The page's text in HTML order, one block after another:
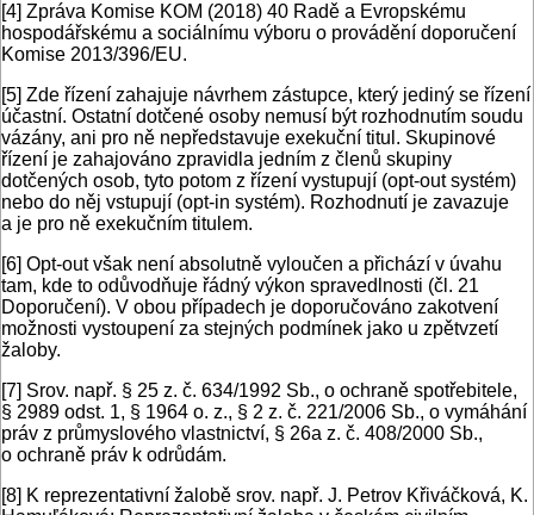
[4] Zpráva Komise KOM (2018) 40 Radě a Evropskému
hospodářskému a sociálnímu výboru o provádění doporučení
Komise 2013/396/EU.
[5] Zde řízení zahajuje návrhem zástupce, který jediný se řízení
účastní. Ostatní dotčené osoby nemusí být rozhodnutím soudu
vázány, ani pro ně nepředstavuje exekuční titul. Skupinové
řízení je zahajováno zpravidla jedním z členů skupiny
dotčených osob, tyto potom z řízení vystupují (opt-out systém)
nebo do něj vstupují (opt-in systém). Rozhodnutí je zavazuje
a je pro ně exekučním titulem.
[6] Opt-out však není absolutně vyloučen a přichází v úvahu
tam, kde to odůvodňuje řádný výkon spravedlnosti (čl. 21
Doporučení). V obou případech je doporučováno zakotvení
možnosti vystoupení za stejných podmínek jako u zpětvzetí
žaloby.
[7] Srov. např. § 25 z. č. 634/1992 Sb., o ochraně spotřebitele,
§ 2989 odst. 1, § 1964 o. z., § 2 z. č. 221/2006 Sb., o vymáhání
práv z průmyslového vlastnictví, § 26a z. č. 408/2000 Sb.,
o ochraně práv k odrůdám.
[8] K reprezentativní žalobě srov. např. J. Petrov Křiváčková, K.